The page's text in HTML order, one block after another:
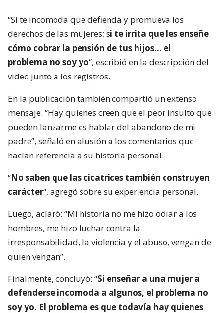
“Si te incomoda que defienda y promueva los
derechos de las mujeres; si te irrita que les enseñe
cómo cobrar la pensión de tus hijos… el
problema no soy yo“, escribió en la descripción del
video junto a los registros.
En la publicación también compartió un extenso
mensaje. “Hay quienes creen que el peor insulto que
pueden lanzarme es hablar del abandono de mi
padre”, señaló en alusión a los comentarios que
hacían referencia a su historia personal.
“No saben que las cicatrices también construyen
carácter“, agregó sobre su experiencia personal.
Luego, aclaró: “Mi historia no me hizo odiar a los
hombres, me hizo luchar contra la
irresponsabilidad, la violencia y el abuso, vengan de
quien vengan”.
Finalmente, concluyó: “Si enseñar a una mujer a
defenderse incomoda a algunos, el problema no
soy yo. El problema es que todavía hay quienes